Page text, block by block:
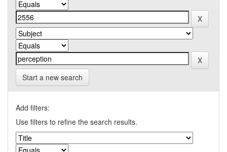
Start a new search
Add filters:
Use filters to refine the search results.